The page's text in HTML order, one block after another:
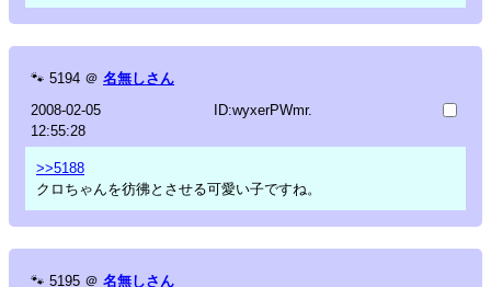
🐾 5194 ＠ 名無しさん
2008-02-05
12:55:28
ID:wyxerPWmr.
>>5188
クロちゃんを彷彿とさせる可愛い子ですね。
🐾 5195 ＠ 名無しさん